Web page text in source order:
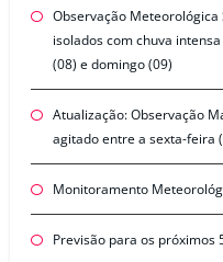
Observação Meteorológica
isolados com chuva
(08) e domingo (09)
Atualização: Observação
agitado entre a sexta-feira
Monitoramento
Previsão para os próximos